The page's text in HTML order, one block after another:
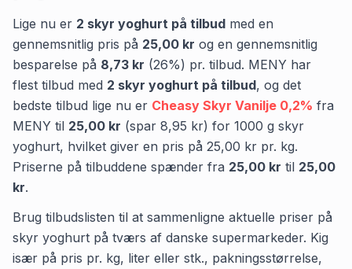
Lige nu er 2 skyr yoghurt på tilbud med en
gennemsnitlig pris på 25,00 kr og en gennemsnitlig
besparelse på 8,73 kr (26%) pr. tilbud. MENY har
flest tilbud med 2 skyr yoghurt på tilbud, og det
bedste tilbud lige nu er Cheasy Skyr Vanilje 0,2% fra
MENY til 25,00 kr (spar 8,95 kr) for 1000 g skyr
yoghurt, hvilket giver en pris på 25,00 kr pr. kg.
Priserne på tilbuddene spænder fra 25,00 kr til 25,00
kr.
Brug tilbudslisten til at sammenligne aktuelle priser på
skyr yoghurt på tværs af danske supermarkeder. Kig
især på pris pr. kg, liter eller stk., pakningsstørrelse,